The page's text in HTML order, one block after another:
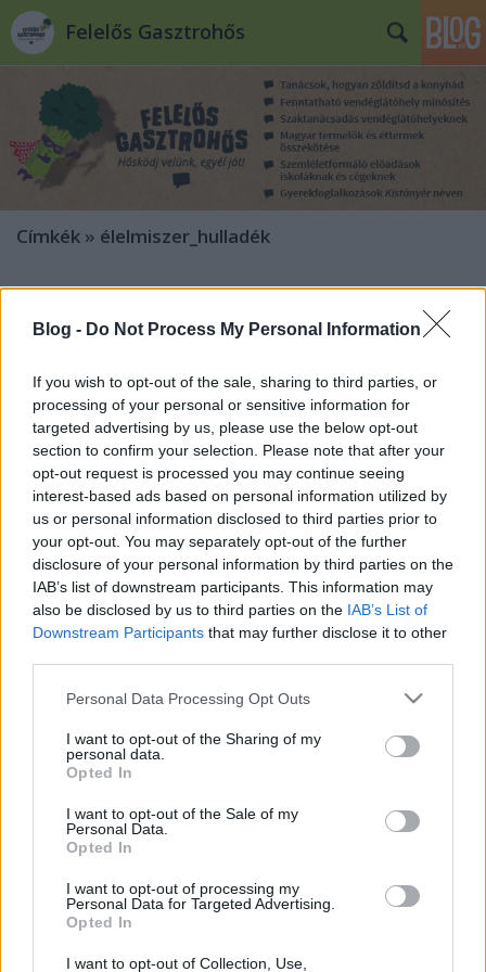
Blog - Do Not Process My Personal Information
If you wish to opt-out of the sale, sharing to third parties, or
processing of your personal or sensitive information for
targeted advertising by us, please use the below opt-out
section to confirm your selection. Please note that after your
opt-out request is processed you may continue seeing
interest-based ads based on personal information utilized by
us or personal information disclosed to third parties prior to
your opt-out. You may separately opt-out of the further
disclosure of your personal information by third parties on the
IAB’s list of downstream participants. This information may
also be disclosed by us to third parties on the IAB’s List of
Downstream Participants that may further disclose it to other
Please note that this website/app uses one or more Google
not limited to your visit or usage behaviour. You may click to
grant or deny consent to Google and its third-party tags to
use your data for below specified purposes in below Google
consent section.
Personal Data Processing Opt Outs
I want to opt-out of the Sharing of my
personal data.
Opted In
I want to opt-out of the Sale of my
Personal Data.
Opted In
I want to opt-out of processing my
Personal Data for Targeted Advertising.
Opted In
I want to opt-out of Collection, Use,
Felelős Gasztrohős
Címkék » élelmiszer_hulladék
Ó, azok a „betarthatatlan” (?) újévi
fogadalmak
Felelős Gasztrohős •2017. december 31.
Az újévi fogadalmakért lehet lelkesedni és persze
lehet őket utálni, de azt senki nem tagadhatja, hogy
élethelyzet…) mindig alkalmat ad a változtatásra.
Más kérdés, hogy meddig tart a lelkesedés…